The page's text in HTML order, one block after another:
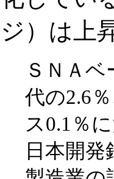
ジ）は上
ＳＮＡ
代の2.6
ス0.1％
日本開